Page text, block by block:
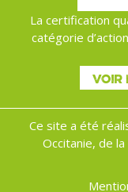
La certification
catégorie
VOIR
Ce site a été
Occitanie, de